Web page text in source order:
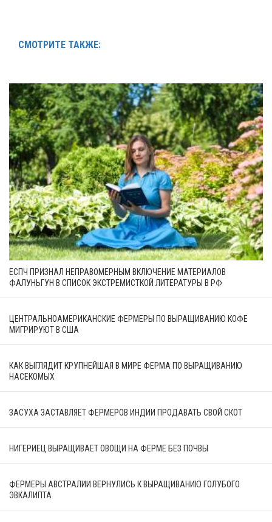
СМОТРИТЕ ТАКЖЕ:
ЕСПЧ ПРИЗНАЛ НЕПРАВОМЕРНЫМ ВКЛЮЧЕНИЕ МАТЕРИАЛОВ
ФАЛУНЬГУН В СПИСОК ЭКСТРЕМИСТКОЙ ЛИТЕРАТУРЫ В РФ
ЦЕНТРАЛЬНОАМЕРИКАНСКИЕ ФЕРМЕРЫ ПО ВЫРАЩИВАНИЮ КОФЕ
МИГРИРУЮТ В США
КАК ВЫГЛЯДИТ КРУПНЕЙШАЯ В МИРЕ ФЕРМА ПО ВЫРАЩИВАНИЮ
НАСЕКОМЫХ
ЗАСУХА ЗАСТАВЛЯЕТ ФЕРМЕРОВ ИНДИИ ПРОДАВАТЬ СВОЙ СКОТ
НИГЕРИЕЦ ВЫРАЩИВАЕТ ОВОЩИ НА ФЕРМЕ БЕЗ ПОЧВЫ
ФЕРМЕРЫ АВСТРАЛИИ ВЕРНУЛИСЬ К ВЫРАЩИВАНИЮ ГОЛУБОГО
ЭВКАЛИПТА